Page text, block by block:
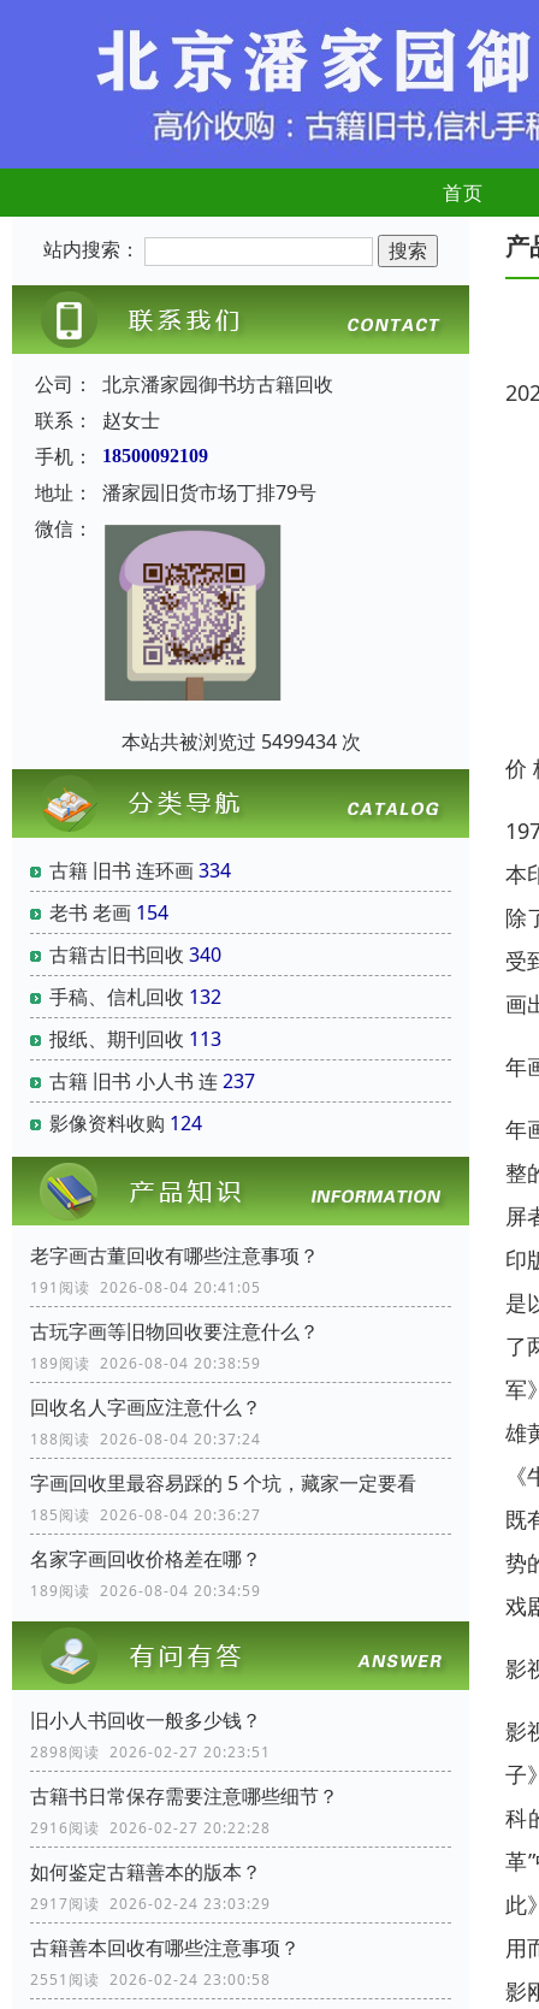
首页
站内搜索：
公司：
北京潘家园御书坊古籍回收
联系：
赵女士
手机：
18500092109
地址：
潘家园旧货市场丁排79号
微信：
本站共被浏览过 5499434 次
古籍 旧书 连环画334
老书 老画 154
古籍古旧书回收 340
手稿、信札回收 132
报纸、期刊回收 113
古籍 旧书 小人书 连237
影像资料收购 124
老字画古董回收有哪些注意事项？
191阅读 2026-08-04 20:41:05
古玩字画等旧物回收要注意什么？
189阅读 2026-08-04 20:38:59
回收名人字画应注意什么？
188阅读 2026-08-04 20:37:24
字画回收里最容易踩的 5 个坑，藏家一定要看
185阅读 2026-08-04 20:36:27
名家字画回收价格差在哪？
189阅读 2026-08-04 20:34:59
旧小人书回收一般多少钱？
2898阅读 2026-02-27 20:23:51
古籍书日常保存需要注意哪些细节？
2916阅读 2026-02-27 20:22:28
如何鉴定古籍善本的版本？
2917阅读 2026-02-24 23:03:29
古籍善本回收有哪些注意事项？
2551阅读 2026-02-24 23:00:58
产
价
本
除
受
画
年
年
整
屏
印
是
了
军
雄
既
势
戏
影
影
子
科
革
此
用
影